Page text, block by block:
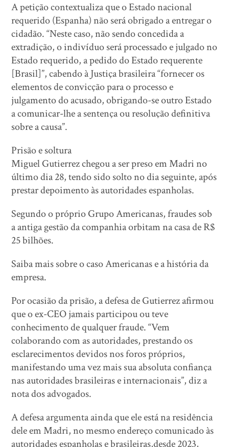
A petição contextualiza que o Estado nacional
requerido (Espanha) não será obrigado a entregar o
cidadão. “Neste caso, não sendo concedida a
extradição, o indivíduo será processado e julgado no
Estado requerido, a pedido do Estado requerente
[Brasil]”, cabendo à Justiça brasileira “fornecer os
elementos de convicção para o processo e
julgamento do acusado, obrigando-se outro Estado
a comunicar-lhe a sentença ou resolução definitiva
sobre a causa”.
Prisão e soltura
Miguel Gutierrez chegou a ser preso em Madri no
último dia 28, tendo sido solto no dia seguinte, após
prestar depoimento às autoridades espanholas.
Segundo o próprio Grupo Americanas, fraudes sob
a antiga gestão da companhia orbitam na casa de R$
25 bilhões.
Saiba mais sobre o caso Americanas e a história da
empresa.
Por ocasião da prisão, a defesa de Gutierrez afirmou
que o ex-CEO jamais participou ou teve
conhecimento de qualquer fraude. “Vem
colaborando com as autoridades, prestando os
esclarecimentos devidos nos foros próprios,
manifestando uma vez mais sua absoluta confiança
nas autoridades brasileiras e internacionais”, diz a
nota dos advogados.
A defesa argumenta ainda que ele está na residência
dele em Madri, no mesmo endereço comunicado às
autoridades espanholas e brasileiras,desde 2023,